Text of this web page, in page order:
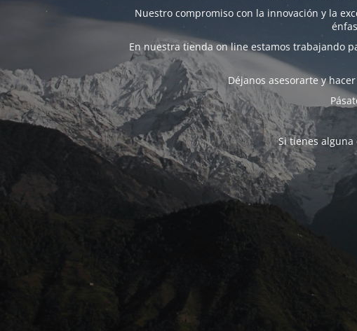
Nuestro compromiso con la innovación y la
En nuestra tienda on line estamos trabajando
Déjanos asesorarte y
Si tienes